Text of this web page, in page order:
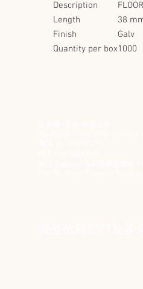
Description
Length
38
Finish
Galv
Quantity per box1000